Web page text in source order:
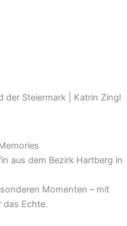
Steiermark | Katrin Zingl
aus dem Bezirk Hartberg in
Momenten – mit
das Echte.